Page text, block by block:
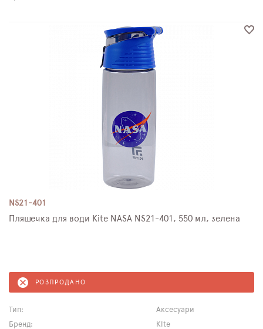
NS21-401
Пляшечка для води Kite NASA NS21-401, 550 мл, зелена
РОЗПРОДАНО
Тип:
Аксесуари
Бренд:
Kite